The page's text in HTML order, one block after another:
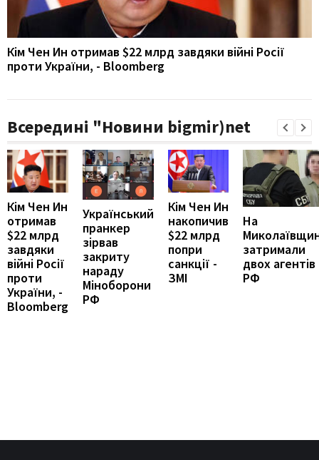
Кім Чен Ин отримав $22 млрд завдяки війні Росії
проти України, - Bloomberg
Всередині "Новини bigmir)net
Кім Чен Ин
отримав
$22 млрд
завдяки
війні Росії
проти
України, -
Bloomberg
Український
пранкер
зірвав
закриту
нараду
Міноборони
РФ
Кім Чен Ин
накопичив
$22 млрд
попри
санкції -
ЗМІ
На
затримали
двох агентів
РФ